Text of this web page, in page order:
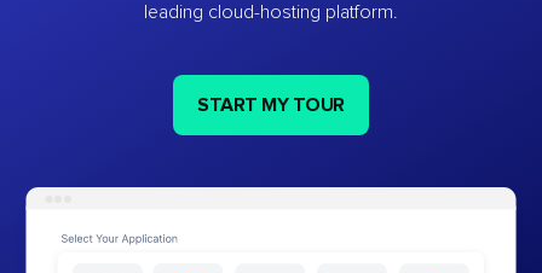
leading cloud-hosting platform.
START MY TOUR